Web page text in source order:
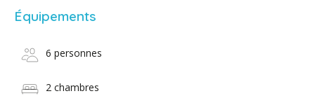
Équipements
6 personnes
2 chambres